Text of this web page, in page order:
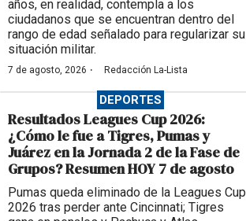
años, en realidad, contempla a los
ciudadanos que se encuentran dentro del
rango de edad señalado para regularizar su
situación militar.
7 de agosto, 2026 · Redacción La-Lista
DEPORTES
Resultados Leagues Cup 2026:
¿Cómo le fue a Tigres, Pumas y
Juárez en la Jornada 2 de la Fase de
Grupos? Resumen HOY 7 de agosto
Pumas queda eliminado de la Leagues Cup
2026 tras perder ante Cincinnati; Tigres